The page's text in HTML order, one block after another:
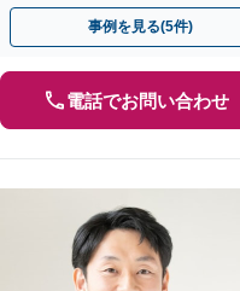
を！【瓦町駅徒歩2分】
事例を見る(5件)
電話でお問い合わせ